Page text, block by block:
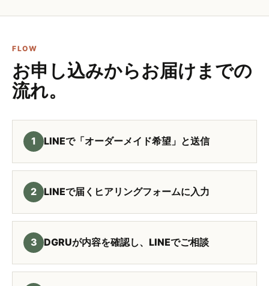
FLOW
お申し込みからお届けまでの
流れ。
1 LINEで「オーダーメイド希望」と送信
2 LINEで届くヒアリングフォームに入力
3 DGRUが内容を確認し、LINEでご相談